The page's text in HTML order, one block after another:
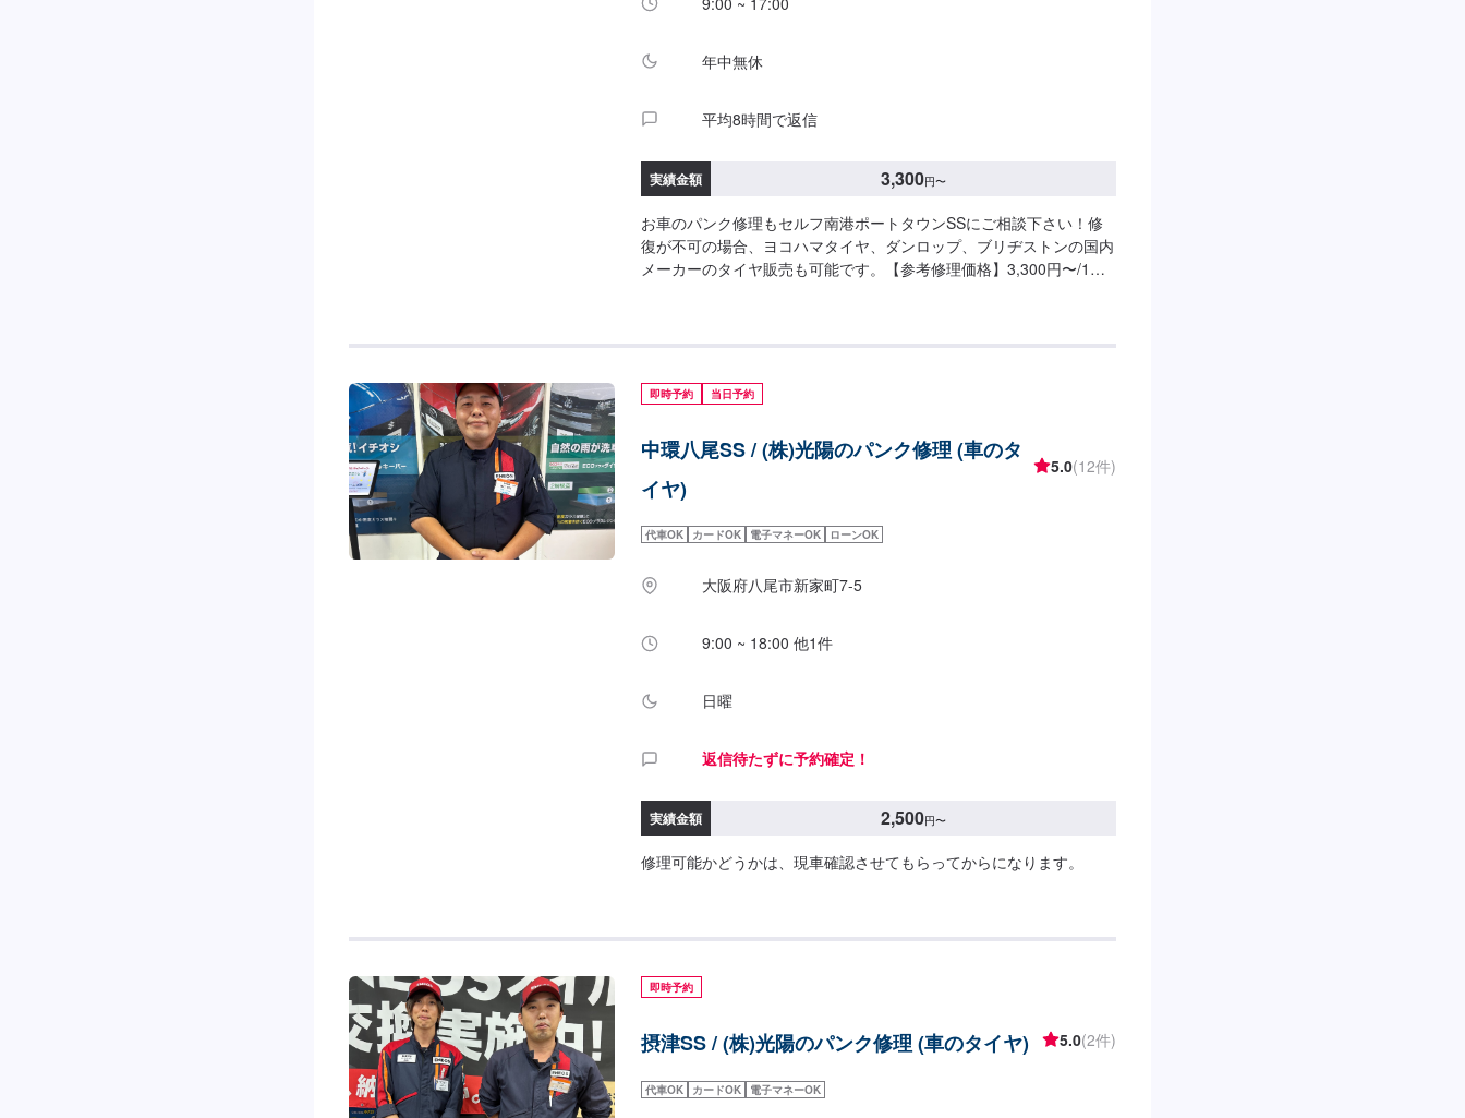
年中無休
平均8時間で返信
実績金額 3,300円〜
お車のパンク修理もセルフ南港ポートタウンSSにご相談下さい！修
復が不可の場合、ヨコハマタイヤ、ダンロップ、ブリヂストンの国内
メーカーのタイヤ販売も可能です。【参考修理価格】3,300円〜/1ヶ
即時予約 当日予約
中環八尾SS / (株)光陽のパンク修理 (車のタ
イヤ)
5.0(12件)
代車OK カードOK 電子マネーOK ローンOK
大阪府八尾市新家町7-5
9:00 ~ 18:00 他1件
日曜
返信待たずに予約確定！
実績金額 2,500円〜
修理可能かどうかは、現車確認させてもらってからになります。
即時予約
摂津SS / (株)光陽のパンク修理 (車のタイヤ) 5.0(2件)
代車OK カードOK 電子マネーOK